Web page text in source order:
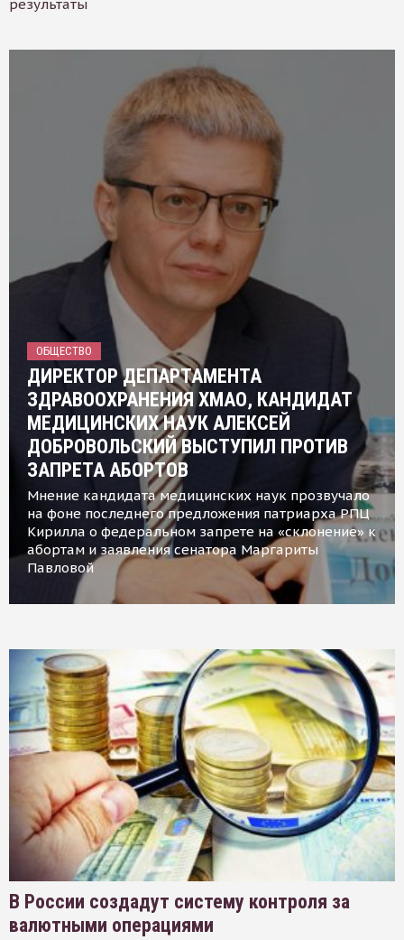
результаты
ОБЩЕСТВО
ДИРЕКТОР ДЕПАРТАМЕНТА
ЗДРАВООХРАНЕНИЯ ХМАО, КАНДИДАТ
МЕДИЦИНСКИХ НАУК АЛЕКСЕЙ
ДОБРОВОЛЬСКИЙ ВЫСТУПИЛ ПРОТИВ
ЗАПРЕТА АБОРТОВ
Мнение кандидата медицинских наук прозвучало
на фоне последнего предложения патриарха РПЦ
Кирилла о федеральном запрете на «склонение» к
абортам и заявления сенатора Маргариты
Павловой
В России создадут систему контроля за
валютными операциями